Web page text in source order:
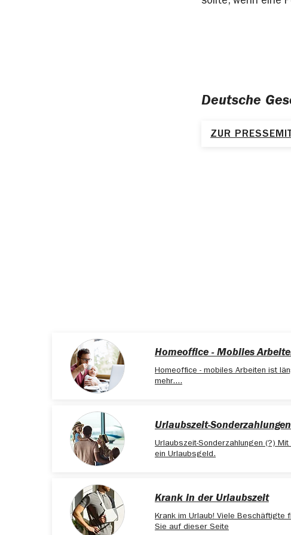
Deutsche
ZUR
Homeoffice - Mobiles
Homeoffice - mobiles Arbeiten ist
mehr....
Urlaubszeit-
Urlaubszeit-Sonderzahlungen (?)
ein Urlaubsgeld.
Krank in der Urlaubszeit
Krank im Urlaub! Viele
Sie auf dieser Seite